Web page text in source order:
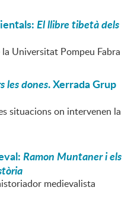
El llibre tibetà dels
Universitat Pompeu Fabra
les dones. Xerrada Grup
situacions on intervenen la
Ramon Muntaner i els
medievalista